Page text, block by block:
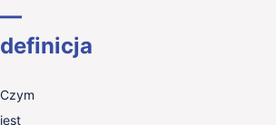
—
definicja
Czym
jest